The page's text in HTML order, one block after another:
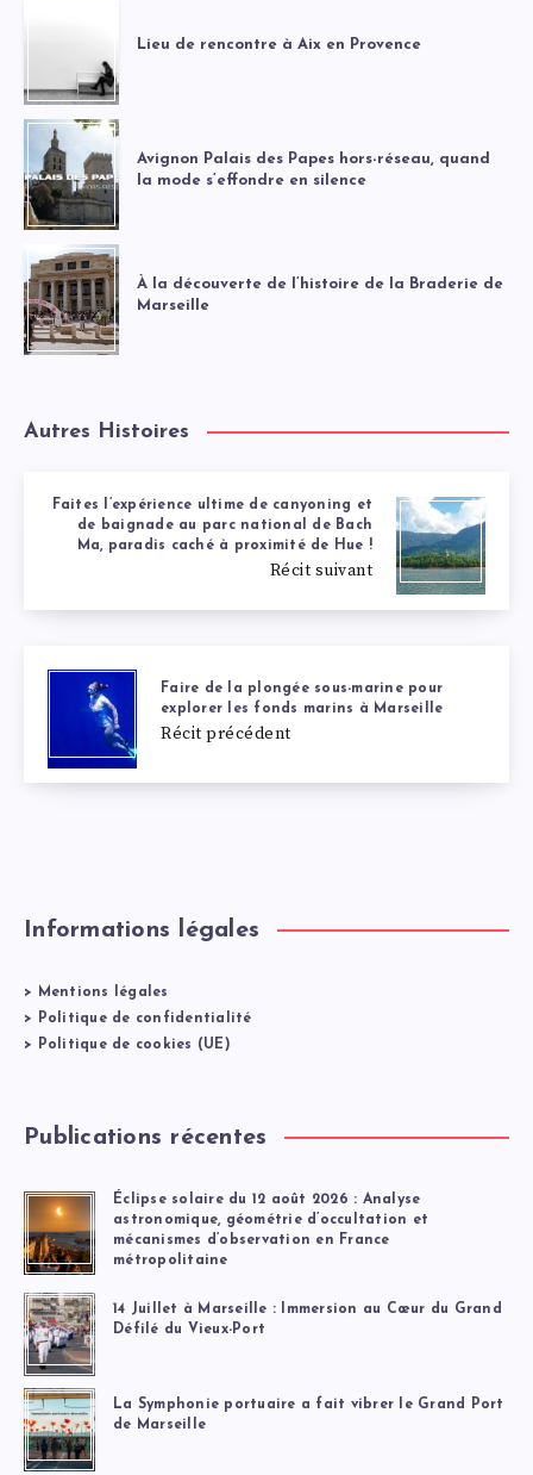
Lieu de rencontre à Aix en Provence
Avignon Palais des Papes hors-réseau, quand
la mode s’effondre en silence
À la découverte de l’histoire de la Braderie de
Marseille
Autres Histoires
Faites l’expérience ultime de canyoning et
de baignade au parc national de Bach
Ma, paradis caché à proximité de Hue !
Récit suivant
Faire de la plongée sous-marine pour
explorer les fonds marins à Marseille
Récit précédent
Informations légales
>
Mentions légales
>
Politique de confidentialité
>
Politique de cookies (UE)
Publications récentes
Éclipse solaire du 12 août 2026 : Analyse
astronomique, géométrie d’occultation et
mécanismes d’observation en France
métropolitaine
14 Juillet à Marseille : Immersion au Cœur du Grand
Défilé du Vieux-Port
La Symphonie portuaire a fait vibrer le Grand Port
de Marseille